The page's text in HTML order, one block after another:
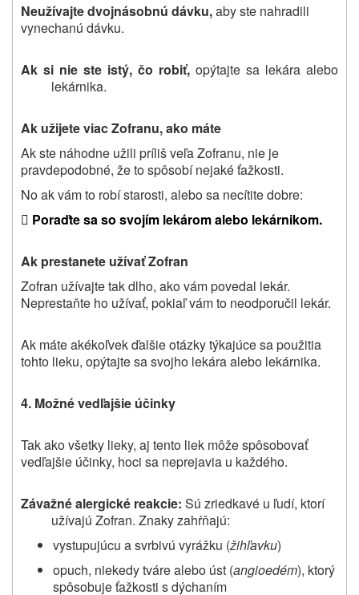
Neužívajte dvojnásobnú dávku,aby ste nahradili
vynechanú dávku.
Ak si nie ste istý, čo robiť, opýtajte sa lekára alebo
lekárnika.
Ak užijete viac Zofranu, ako máte
Ak ste náhodne užili príliš veľa Zofranu, nie je
pravdepodobné, že to spôsobí nejaké ťažkosti.
No ak vám to robí starosti, alebo sa necítite dobre:
 Poraďte sa so svojím lekárom alebo lekárnikom.
Ak prestanete užívať Zofran
Zofran užívajte tak dlho, ako vám povedal lekár.
Neprestaňte ho užívať, pokiaľ vám to neodporučil lekár.
Ak máte akékoľvek ďalšie otázky týkajúce sa použitia
tohto lieku, opýtajte sa svojho lekára alebo lekárnika.
4. Možné vedľajšie účinky
Tak ako všetky lieky, aj tento liek môže spôsobovať
vedľajšie účinky, hoci sa neprejavia u každého.
Závažné alergické reakcie: Sú zriedkavé u ľudí, ktorí
užívajú Zofran. Znaky zahŕňajú:
vystupujúcu a svrbivú vyrážku (žihľavku)
opuch, niekedy tváre alebo úst (angioedém), ktorý
spôsobuje ťažkosti s dýchaním